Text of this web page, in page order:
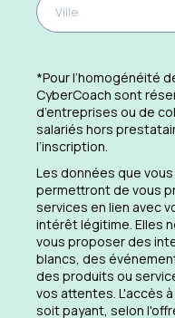
*Pour l’homogénéité
CyberCoach sont
d’entreprises ou de
salariés hors
l’inscription.
Les données que
permettront de vous
services en lien avec
intérêt légitime. Elles
vous proposer des
blancs, des
des produits ou
vos attentes. L'accès
soit payant, selon